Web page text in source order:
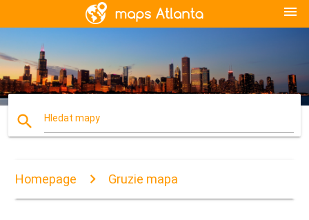
menu
search Hledat mapy
Homepage Gruzie mapa